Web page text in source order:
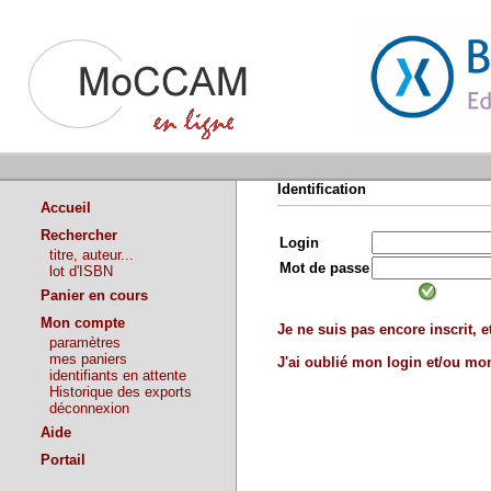
Accueil
Rechercher
titre, auteur...
lot d'ISBN
Panier en cours
Mon compte
paramètres
mes paniers
identifiants en attente
Historique des exports
déconnexion
Aide
Portail
Identification
Login
Mot de passe
Je ne suis pas encore inscrit,
J'ai oublié mon login et/ou